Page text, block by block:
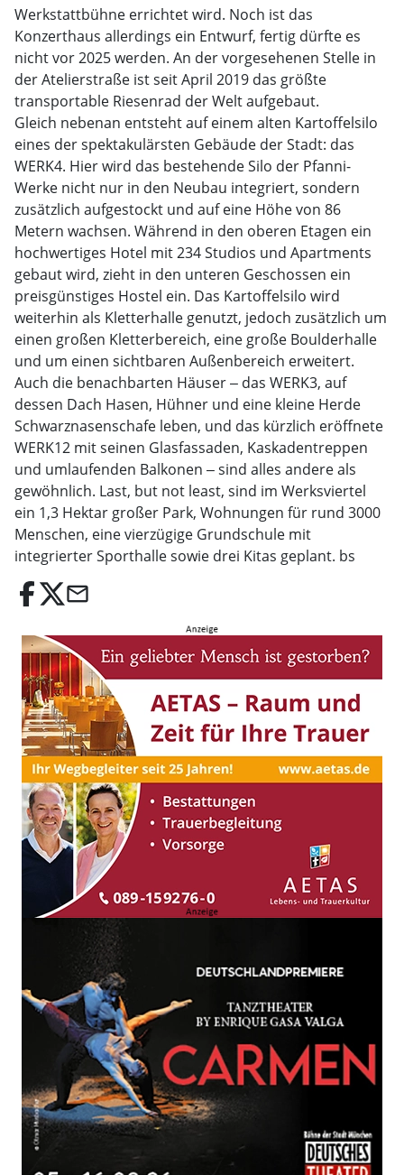
Werkstattbühne errichtet wird. Noch ist das
Konzerthaus allerdings ein Entwurf, fertig dürfte es
nicht vor 2025 werden. An der vorgesehenen Stelle in
der Atelierstraße ist seit April 2019 das größte
transportable Riesenrad der Welt aufgebaut.
Gleich nebenan entsteht auf einem alten Kartoffelsilo
eines der spektakulärsten Gebäude der Stadt: das
WERK4. Hier wird das bestehende Silo der Pfanni-
Werke nicht nur in den Neubau integriert, sondern
zusätzlich aufgestockt und auf eine Höhe von 86
Metern wachsen. Während in den oberen Etagen ein
hochwertiges Hotel mit 234 Studios und Apartments
gebaut wird, zieht in den unteren Geschossen ein
preisgünstiges Hostel ein. Das Kartoffelsilo wird
weiterhin als Kletterhalle genutzt, jedoch zusätzlich um
einen großen Kletterbereich, eine große Boulderhalle
und um einen sichtbaren Außenbereich erweitert.
Auch die benachbarten Häuser ‒ das WERK3, auf
dessen Dach Hasen, Hühner und eine kleine Herde
Schwarznasenschafe leben, und das kürzlich eröffnete
WERK12 mit seinen Glasfassaden, Kaskadentreppen
und umlaufenden Balkonen ‒ sind alles andere als
gewöhnlich. Last, but not least, sind im Werksviertel
ein 1,3 Hektar großer Park, Wohnungen für rund 3000
Menschen, eine vierzügige Grundschule mit
integrierter Sporthalle sowie drei Kitas geplant. bs
email